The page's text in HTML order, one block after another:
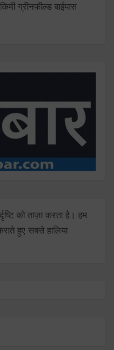
ग्रीनफील्ड बाईपास
को ताज़ा करता है। हम
हुए सबसे हालिया